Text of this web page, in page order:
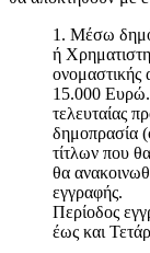
1. Μέσω
ή
ονομαστικής
15.000 Ευρώ.
τελευταίας
δημοπρασία
τίτλων που
θα
εγγραφής.
Περίοδος
έως και